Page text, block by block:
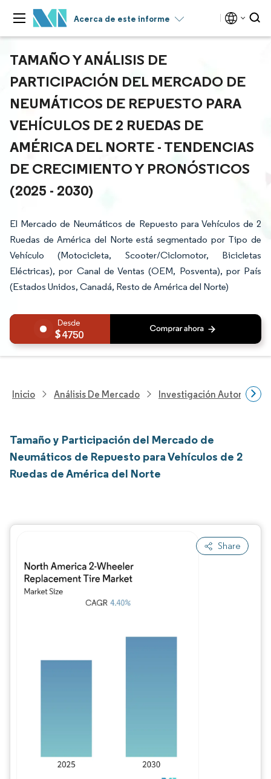
Acerca de este informe
TAMAÑO Y ANÁLISIS DE
PARTICIPACIÓN DEL MERCADO DE
NEUMÁTICOS DE REPUESTO PARA
VEHÍCULOS DE 2 RUEDAS DE
AMÉRICA DEL NORTE - TENDENCIAS
DE CRECIMIENTO Y PRONÓSTICOS
(2025 - 2030)
El Mercado de Neumáticos de Repuesto para Vehículos de 2
Ruedas de América del Norte está segmentado por Tipo de
Vehículo (Motocicleta, Scooter/Ciclomotor, Bicicletas
Eléctricas), por Canal de Ventas (OEM, Posventa), por País
(Estados Unidos, Canadá, Resto de América del Norte)
4750
Inicio Análisis De Mercado Investigación Automotriz
Tamaño y Participación del Mercado de
Neumáticos de Repuesto para Vehículos de 2
Ruedas de América del Norte
Share